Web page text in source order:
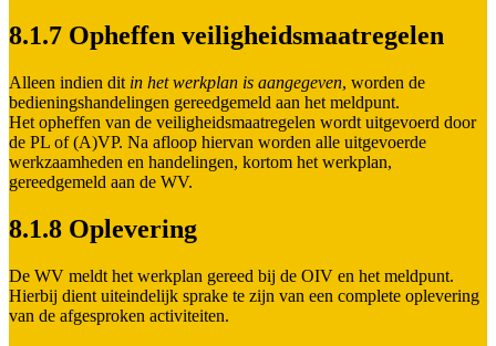
8.1.7 Opheffen veiligheidsmaatregelen
Alleen indien dit in het werkplan is aangegeven, worden de
bedieningshandelingen gereedgemeld aan het meldpunt.
Het opheffen van de veiligheidsmaatregelen wordt uitgevoerd door
de PL of (A)VP. Na afloop hiervan worden alle uitgevoerde
werkzaamheden en handelingen, kortom het werkplan,
gereedgemeld aan de WV.
8.1.8 Oplevering
De WV meldt het werkplan gereed bij de OIV en het meldpunt.
Hierbij dient uiteindelijk sprake te zijn van een complete oplevering
van de afgesproken activiteiten.